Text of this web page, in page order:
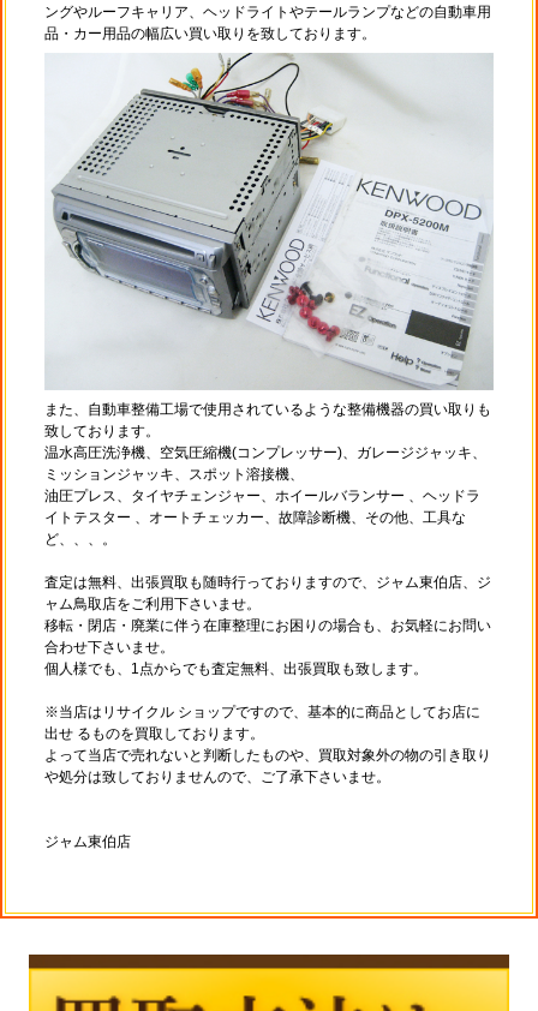
ングやルーフキャリア、ヘッドライトやテールランプなどの自動車用
品・カー用品の幅広い買い取りを致しております。
また、自動車整備工場で使用されているような整備機器の買い取りも
致しております。
温水高圧洗浄機、空気圧縮機(コンプレッサー)、ガレージジャッキ、
ミッションジャッキ、スポット溶接機、
油圧プレス、タイヤチェンジャー、ホイールバランサー 、ヘッドラ
イトテスター 、オートチェッカー、故障診断機、その他、工具な
ど、、、。
査定は無料、出張買取も随時行っておりますので、ジャム東伯店、ジ
ャム鳥取店をご利用下さいませ。
移転・閉店・廃業に伴う在庫整理にお困りの場合も、お気軽にお問い
合わせ下さいませ。
個人様でも、1点からでも査定無料、出張買取も致します。
※当店はリサイクル ショップですので、基本的に商品としてお店に
出せ るものを買取しております。
よって当店で売れないと判断したものや、買取対象外の物の引き取り
や処分は致しておりませんので、ご了承下さいませ。
ジャム東伯店